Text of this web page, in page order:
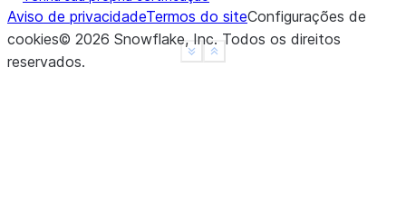
Show less
See more
Aviso de privacidadeTermos do siteConfigurações de
cookies© 2026 Snowflake, Inc. Todos os direitos
reservados.